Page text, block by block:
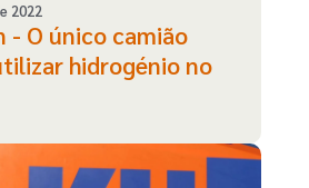
2022
- O único camião
hidrogénio no